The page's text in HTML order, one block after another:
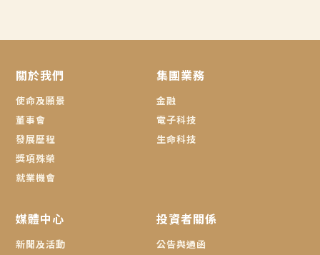
關於我們
使命及願景
董事會
發展歷程
獎項殊榮
就業機會
集團業務
金融
電子科技
生命科技
媒體中心
新聞及活動
投資者關係
公告與通函